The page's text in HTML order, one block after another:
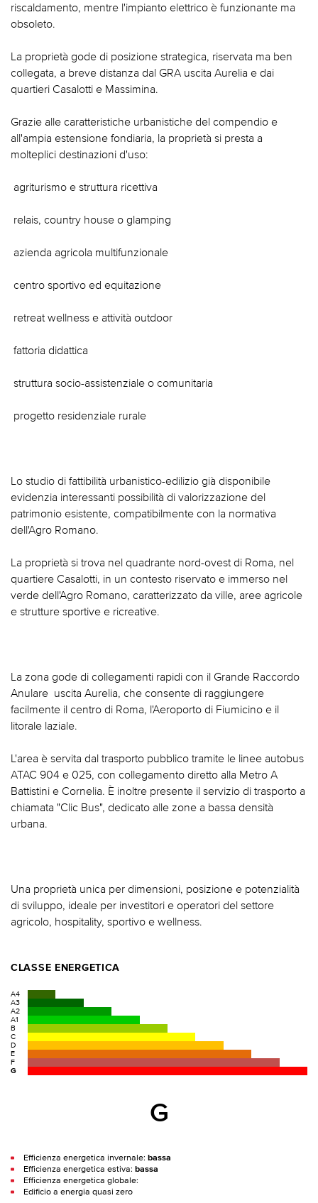
riscaldamento, mentre l'impianto elettrico è funzionante ma
obsoleto.
La proprietà gode di posizione strategica, riservata ma ben
collegata, a breve distanza dal GRA uscita Aurelia e dai
quartieri Casalotti e Massimina.
Grazie alle caratteristiche urbanistiche del compendio e
all'ampia estensione fondiaria, la proprietà si presta a
molteplici destinazioni d'uso:
 agriturismo e struttura ricettiva
 relais, country house o glamping
 azienda agricola multifunzionale
 centro sportivo ed equitazione
 retreat wellness e attività outdoor
 fattoria didattica
 struttura socio-assistenziale o comunitaria
 progetto residenziale rurale
Lo studio di fattibilità urbanistico-edilizio già disponibile
evidenzia interessanti possibilità di valorizzazione del
patrimonio esistente, compatibilmente con la normativa
dell'Agro Romano.
La proprietà si trova nel quadrante nord-ovest di Roma, nel
quartiere Casalotti, in un contesto riservato e immerso nel
verde dell'Agro Romano, caratterizzato da ville, aree agricole
e strutture sportive e ricreative.
La zona gode di collegamenti rapidi con il Grande Raccordo
Anulare  uscita Aurelia, che consente di raggiungere
facilmente il centro di Roma, l'Aeroporto di Fiumicino e il
litorale laziale.
L'area è servita dal trasporto pubblico tramite le linee autobus
ATAC 904 e 025, con collegamento diretto alla Metro A 
Battistini e Cornelia. È inoltre presente il servizio di trasporto a
chiamata "Clic Bus", dedicato alle zone a bassa densità
urbana.
Una proprietà unica per dimensioni, posizione e potenzialità
di sviluppo, ideale per investitori e operatori del settore
agricolo, hospitality, sportivo e wellness.
CLASSE ENERGETICA
A4
A3
A2
A1
B
C
D
E
F
G
G
Efficienza energetica invernale: bassa
Efficienza energetica estiva: bassa
Efficienza energetica globale:
Edificio a energia quasi zero